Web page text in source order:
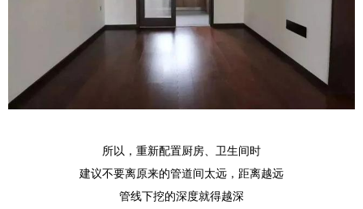
所以，重新配置厨房、卫生间时
建议不要离原来的管道间太远，距离越远
管线下挖的深度就得越深